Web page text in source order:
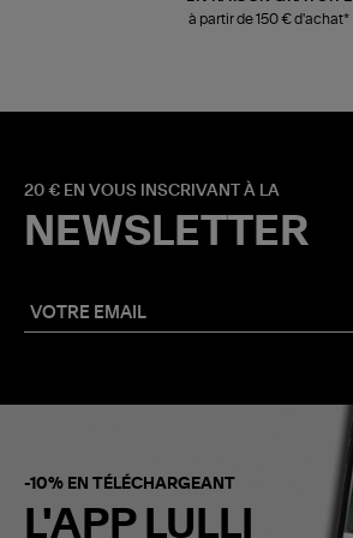
à partir de 150 € d'achat*
20 € EN VOUS INSCRIVANT À LA
NEWSLETTER
-10% EN TÉLÉCHARGEANT
L'APP LULLI